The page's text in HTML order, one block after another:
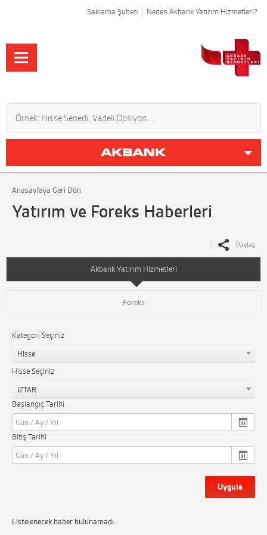
Saklama Şubesi Neden Akbank Yatırım Hizmetleri?
Anasayfaya Geri Dön
Yatırım ve Foreks Haberleri
Paylaş
Akbank Yatırım Hizmetleri
Foreks
Kategori Seçiniz
Hisse
Hisse Seçiniz
IZTAR
Başlangıç Tarihi
Bitiş Tarihi
Uygula
Listelenecek haber bulunamadı.